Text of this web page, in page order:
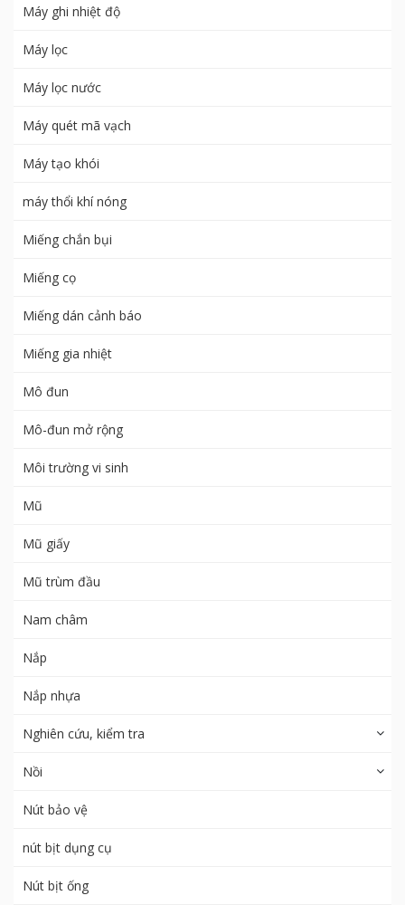
Máy ghi nhiệt độ
Máy lọc
Máy lọc nước
Máy quét mã vạch
Máy tạo khói
máy thổi khí nóng
Miếng chắn bụi
Miếng cọ
Miếng dán cảnh báo
Miếng gia nhiệt
Mô đun
Mô-đun mở rộng
Môi trường vi sinh
Mũ
Mũ giấy
Mũ trùm đầu
Nam châm
Nắp
Nắp nhựa
Nghiên cứu, kiểm tra
Nồi
Nút bảo vệ
nút bịt dụng cụ
Nút bịt ống